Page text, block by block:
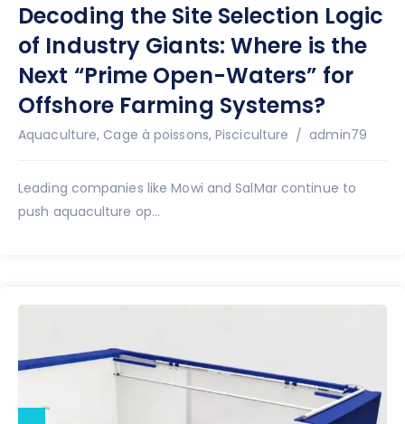
Decoding the Site Selection Logic
of Industry Giants: Where is the
Next “Prime Open-Waters” for
Offshore Farming Systems?
Aquaculture, Cage à poissons,Pisciculture Auteur
admin79
Leading companies like Mowi and SalMar continue to
push aquaculture op...